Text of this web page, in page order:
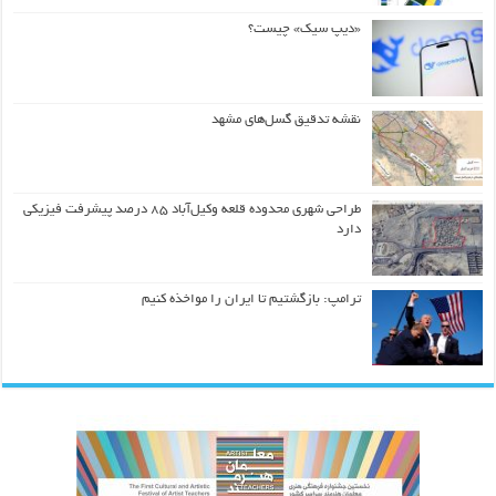
«دیپ سیک» چیست؟
نقشه تدقیق گسل‌های مشهد
طراحی شهری محدوده قلعه وکیل‌آباد ۸۵ درصد پیشرفت فیزیکی
دارد
ترامپ: بازگشتیم تا ایران را مواخذه کنیم